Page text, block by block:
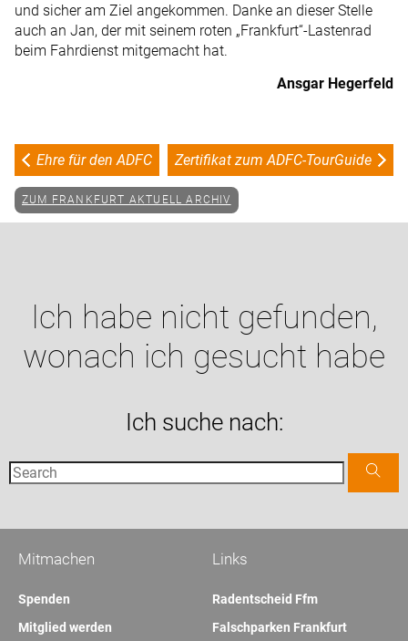
und sicher am Ziel angekommen. Danke an dieser Stelle
auch an Jan, der mit seinem roten „Frankfurt“-Lastenrad
beim Fahrdienst mitgemacht hat.
Ansgar Hegerfeld
Ehre für den ADFC Zertifikat zum ADFC-TourGuide
ZUM FRANKFURT AKTUELL ARCHIV
Ich habe nicht gefunden,
wonach ich gesucht habe
Ich suche nach:
Links
Radentscheid Ffm
Falschparken Frankfurt
Mitmachen
Spenden
Mitglied werden